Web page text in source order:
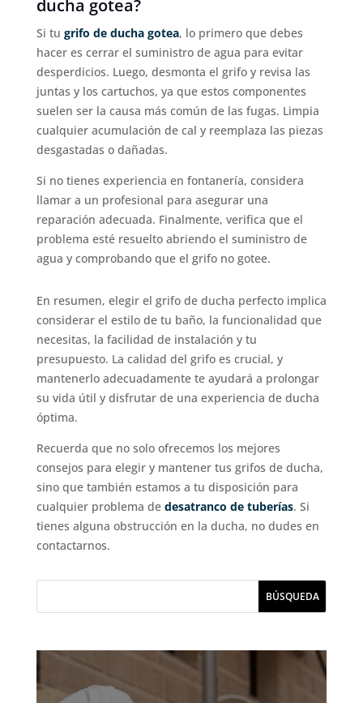
ducha gotea?
Si tu grifo de ducha gotea, lo primero que debes
hacer es cerrar el suministro de agua para evitar
desperdicios. Luego, desmonta el grifo y revisa las
juntas y los cartuchos, ya que estos componentes
suelen ser la causa más común de las fugas. Limpia
cualquier acumulación de cal y reemplaza las piezas
desgastadas o dañadas.
Si no tienes experiencia en fontanería, considera
llamar a un profesional para asegurar una
reparación adecuada. Finalmente, verifica que el
problema esté resuelto abriendo el suministro de
agua y comprobando que el grifo no gotee.
En resumen, elegir el grifo de ducha perfecto implica
considerar el estilo de tu baño, la funcionalidad que
necesitas, la facilidad de instalación y tu
presupuesto. La calidad del grifo es crucial, y
mantenerlo adecuadamente te ayudará a prolongar
su vida útil y disfrutar de una experiencia de ducha
óptima.
Recuerda que no solo ofrecemos los mejores
consejos para elegir y mantener tus grifos de ducha,
sino que también estamos a tu disposición para
cualquier problema de desatranco de tuberías. Si
tienes alguna obstrucción en la ducha, no dudes en
contactarnos.